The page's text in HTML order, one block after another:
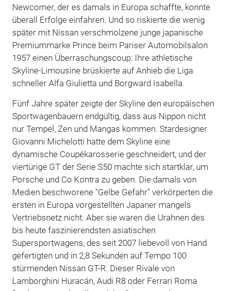
Newcomer, der es damals in Europa schaffte, konnte
überall Erfolge einfahren. Und so riskierte die wenig
später mit Nissan verschmolzene junge japanische
Premiummarke Prince beim Pariser Automobilsalon
1957 einen Überraschungscoup: Ihre athletische
Skyline-Limousine brüskierte auf Anhieb die Liga
schneller Alfa Giulietta und Borgward Isabella.
Fünf Jahre später zeigte der Skyline den europäischen
Sportwagenbauern endgültig, dass aus Nippon nicht
nur Tempel, Zen und Mangas kommen. Stardesigner
Giovanni Michelotti hatte dem Skyline eine
dynamische Coupékarosserie geschneidert, und der
viertürige GT der Serie S50 machte sich startklar, um
Porsche und Co Kontra zu geben. Die damals von
Medien beschworene "Gelbe Gefahr" verkörperten die
ersten in Europa vorgestellten Japaner mangels
Vertriebsnetz nicht. Aber sie waren die Urahnen des
bis heute faszinierendsten asiatischen
Supersportwagens, des seit 2007 liebevoll von Hand
gefertigten und in 2,8 Sekunden auf Tempo 100
stürmenden Nissan GT-R. Dieser Rivale von
Lamborghini Huracán, Audi R8 oder Ferrari Roma